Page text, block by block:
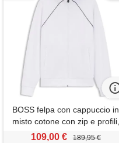
BOSS felpa con cappuccio in
misto cotone con zip e profili,
bianco
109,00 € 189,95 €